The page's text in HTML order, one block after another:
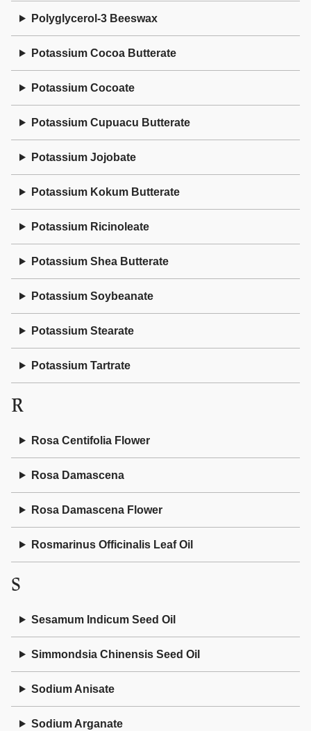
Polyglycerol-3 Beeswax
Potassium Cocoa Butterate
Potassium Cocoate
Potassium Cupuacu Butterate
Potassium Jojobate
Potassium Kokum Butterate
Potassium Ricinoleate
Potassium Shea Butterate
Potassium Soybeanate
Potassium Stearate
Potassium Tartrate
R
Rosa Centifolia Flower
Rosa Damascena
Rosa Damascena Flower
Rosmarinus Officinalis Leaf Oil
S
Sesamum Indicum Seed Oil
Simmondsia Chinensis Seed Oil
Sodium Anisate
Sodium Arganate